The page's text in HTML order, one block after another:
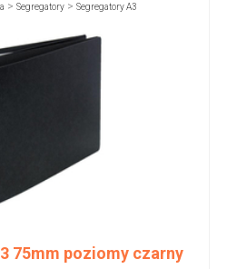
> Segregatory> Segregatory A3
75mm poziomy czarny